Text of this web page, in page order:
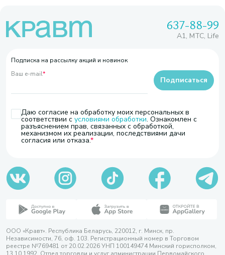
637-88-99
A1, МТС, Life
Подписка на рассылку акций и новинок
Ваш e-mail*
Даю согласие на обработку моих персональных в
соответствии с условиями обработки. Ознакомлен с
разъяснением прав, связанных с обработкой,
механизмом их реализации, последствиями дачи
согласия или отказа.
Подписаться
ООО «Кравт». Республика Беларусь, 220012, г. Минск, пр.
Независимости, 76, оф. 103. Регистрационный номер в Торговом
реестре №769481 от 20.02.2026 УНП 100149474 Минский горисполком,